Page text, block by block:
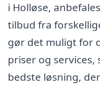
i Holløse,
tilbud fra
gør det muligt for
priser og
bedste løsning,